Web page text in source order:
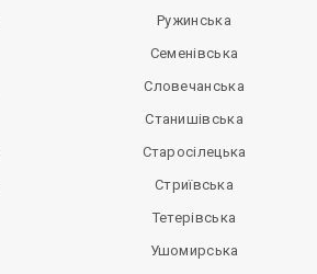
Ружинська
Семенівська
Словечанська
Станишівська
Старосілецька
Стриївська
Тетерівська
Ушомирська